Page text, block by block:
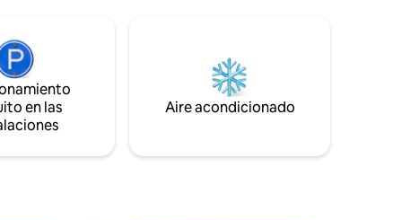
cercanos sin necesidad de utilizar el auto.
en las
Aire acondicionado